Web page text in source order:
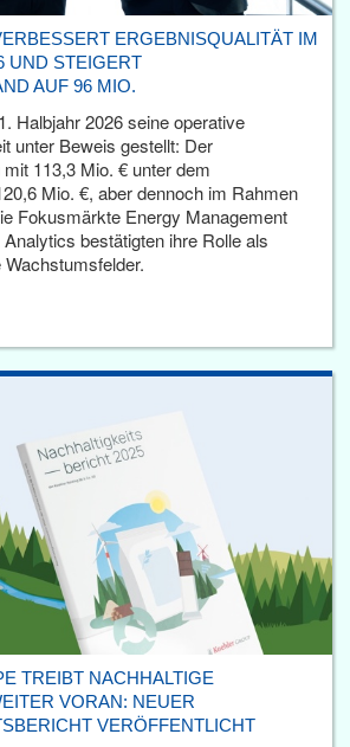
ERGEBNISQUALITÄT IM
UND STEIGERT
AUF 96 MIO.
Halbjahr 2026 seine operative
unter Beweis gestellt: Der
113,3 Mio. € unter dem
Mio. €, aber dennoch im Rahmen
Fokusmärkte Energy Management
bestätigten ihre Rolle als
TREIBT NACHHALTIGE
VORAN: NEUER
VERÖFFENTLICHT